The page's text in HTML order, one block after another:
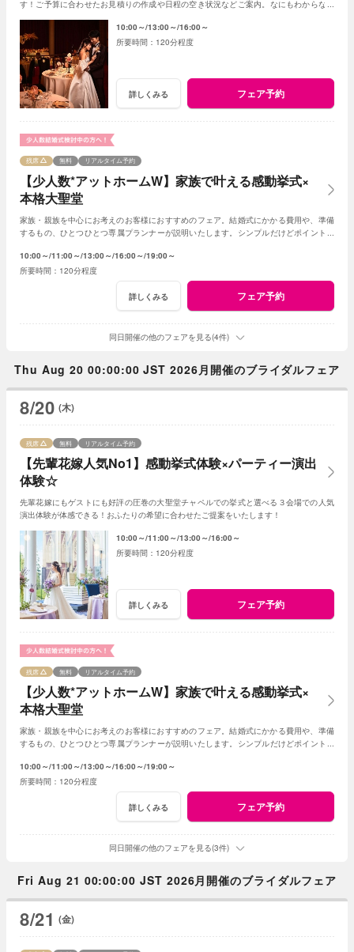
す！ご予算に合わせたお見積りの作成や日程の空き状況などご案内。なにもわからなく
10:00～ 13:00～ 16:00～
120分程度
詳しくみる フェア予約
【少人数*アットホームW】家族で叶える感動挙式×
本格大聖堂
残席 無料 リアルタイム予約
家族・親族を中心にお考えのお客様におすすめのフェア。結婚式にかかる費用や、準備
するもの、ひとつひとつ専属プランナーが説明いたします。シンプルだけどポイントを
10:00～ 11:00～ 13:00～ 16:00～ 19:00～
120分程度
詳しくみる フェア予約
同日開催の他のフェアを見る(4件)
Thu Aug 20 00:00:00 JST 2026月開催のブライダルフェア
8/20 (木)
【先輩花嫁人気No1】感動挙式体験×パーティー演出
体験☆
残席 無料 リアルタイム予約
先輩花嫁にもゲストにも好評の圧巻の大聖堂チャペルでの挙式と選べる３会場での人気
演出体験が体感できる！おふたりの希望に合わせたご提案をいたします！
10:00～ 11:00～ 13:00～ 16:00～
120分程度
詳しくみる フェア予約
【少人数*アットホームW】家族で叶える感動挙式×
本格大聖堂
残席 無料 リアルタイム予約
家族・親族を中心にお考えのお客様におすすめのフェア。結婚式にかかる費用や、準備
するもの、ひとつひとつ専属プランナーが説明いたします。シンプルだけどポイントを
10:00～ 11:00～ 13:00～ 16:00～ 19:00～
120分程度
詳しくみる フェア予約
同日開催の他のフェアを見る(3件)
Fri Aug 21 00:00:00 JST 2026月開催のブライダルフェア
8/21 (金)